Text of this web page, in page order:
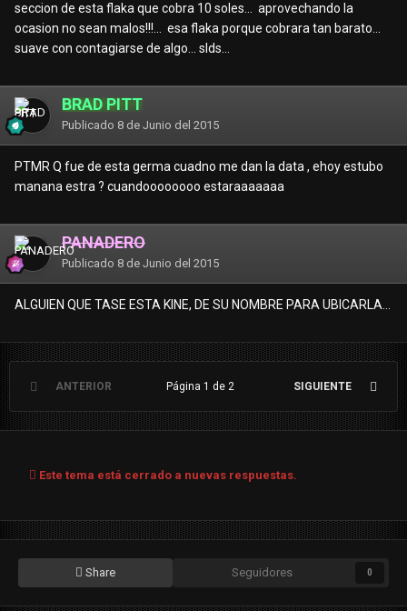
seccion de esta flaka que cobra 10 soles... aprovechando la
ocasion no sean malos!!!... esa flaka porque cobrara tan barato...
suave con contagiarse de algo... slds...
BRAD PITT
Publicado 8 de Junio del 2015
PTMR Q fue de esta germa cuadno me dan la data , ehoy estubo
manana estra ? cuandoooooooo estaraaaaaaa
PANADERO
Publicado 8 de Junio del 2015
ALGUIEN QUE TASE ESTA KINE, DE SU NOMBRE PARA UBICARLA...
ANTERIOR SIGUIENTE
Página 1 de 2
Este tema está cerrado a nuevas respuestas.
Share Seguidores 0